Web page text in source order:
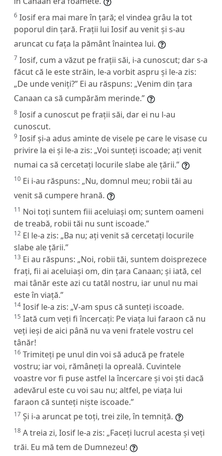
6 Iosif era mai mare în țară; el vindea grâu la tot
poporul din țară. Frații lui Iosif au venit și s-au
aruncat cu fața la pământ înaintea lui.
7 Iosif, cum a văzut pe frații săi, i-a cunoscut; dar s-a
făcut că le este străin, le-a vorbit aspru și le-a zis:
„De unde veniți?” Ei au răspuns: „Venim din țara
Canaan ca să cumpărăm merinde.”
8 Iosif a cunoscut pe frații săi, dar ei nu l-au
cunoscut.
9 Iosif și-a adus aminte de visele pe care le visase cu
privire la ei și le-a zis: „Voi sunteți iscoade; ați venit
numai ca să cercetați locurile slabe ale țării.”
10 Ei i-au răspuns: „Nu, domnul meu; robii tăi au
venit să cumpere hrană.
11 Noi toți suntem fiii aceluiași om; suntem oameni
de treabă, robii tăi nu sunt iscoade.”
12 El le-a zis: „Ba nu; ați venit să cercetați locurile
slabe ale țării.”
13 Ei au răspuns: „Noi, robii tăi, suntem doisprezece
frați, fii ai aceluiași om, din țara Canaan; și iată, cel
mai tânăr este azi cu tatăl nostru, iar unul nu mai
este în viață.”
14 Iosif le-a zis: „V-am spus că sunteți iscoade.
15 Iată cum veți fi încercați: Pe viața lui faraon că nu
veți ieși de aici până nu va veni fratele vostru cel
tânăr!
16 Trimiteți pe unul din voi să aducă pe fratele
vostru; iar voi, rămâneți la opreală. Cuvintele
voastre vor fi puse astfel la încercare și voi ști dacă
adevărul este cu voi sau nu; altfel, pe viața lui
faraon că sunteți niște iscoade.”
17 Și i-a aruncat pe toți, trei zile, în temniță.
18 A treia zi, Iosif le-a zis: „Faceți lucrul acesta și veți
trăi. Eu mă tem de Dumnezeu!